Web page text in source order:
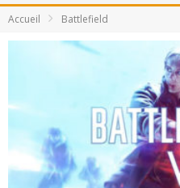
Accueil Battlefield